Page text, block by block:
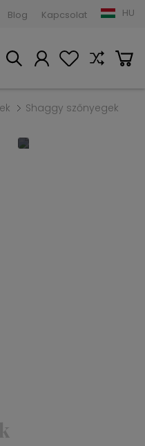
Blog Kapcsolat HU
Shaggy szőnyegek